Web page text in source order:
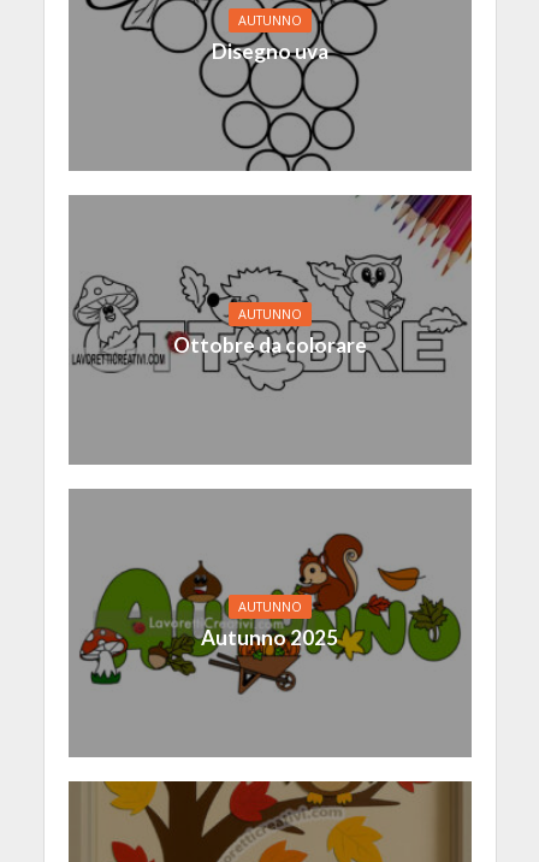
AUTUNNO
Disegno uva
AUTUNNO
Ottobre da colorare
AUTUNNO
Autunno 2025